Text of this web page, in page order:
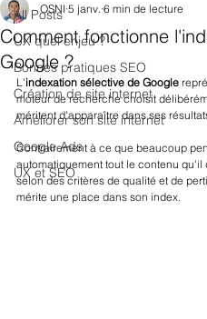
All Posts
UX quel enjeu ?
Bonnes pratiques SEO
Création de site internet
Améliorer son site internet
Google Ads
UX et SEO
Comment fonctionne
Google ?
OSNI 5 janv. 6 min de lecture
L'indexation sélective de Google
moteur de recherche choisit
méritent d'apparaître dans ses
Contrairement à ce que beaucoup
automatiquement tout le contenu
selon des critères de qualité et de
mérite une place dans son index.